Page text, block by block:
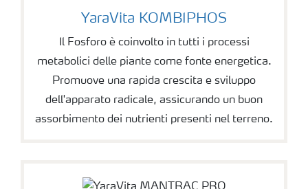
YaraVita KOMBIPHOS
Il Fosforo è coinvolto in tutti i processi
metabolici delle piante come fonte energetica.
Promuove una rapida crescita e sviluppo
dell'apparato radicale, assicurando un buon
assorbimento dei nutrienti presenti nel terreno.